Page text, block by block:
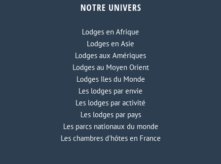
NOTRE UNIVERS
Lodges en Afrique
Lodges en Asie
Lodges aux Amériques
Lodges au Moyen Orient
Lodges Iles du Monde
Les lodges par envie
Les lodges par activité
Les lodges par pays
Les parcs nationaux du monde
Les chambres d'hôtes en France